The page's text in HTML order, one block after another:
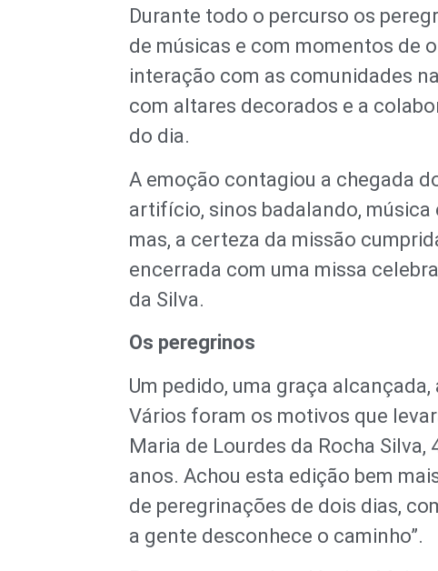
Durante todo o percurso os
de músicas e com momentos de
interação com as comunidades
com altares decorados e a
do dia.
A emoção contagiou a chegada
artifício, sinos badalando, música
mas, a certeza da missão
encerrada com uma missa
da Silva.
Os peregrinos
Um pedido, uma graça
Vários foram os motivos que
Maria de Lourdes da Rocha
anos. Achou esta edição bem
de peregrinações de dois dias,
a gente desconhece o caminho”.